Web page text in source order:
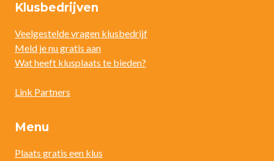
Klusbedrijven
Veelgestelde vragen klusbedrijf
Meld je nu gratis aan
Wat heeft klusplaats te bieden?
Link Partners
Menu
Plaats gratis een klus